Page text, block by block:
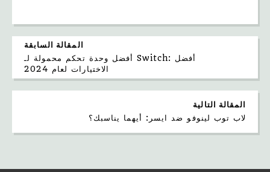
المقالة السابقة
أفضل وحدة تحكم محمولة لـ Switch: أفضل
الاختيارات لعام 2024
المقالة التالية
لاب توب لينوفو ضد ايسر: أيهما يناسبك؟